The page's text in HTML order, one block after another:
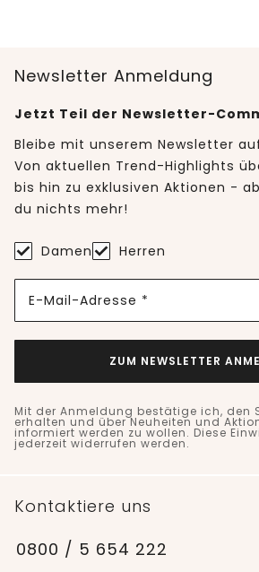
Newsletter Anmeldung
Jetzt Teil der Newsletter-
Bleibe mit unserem Newsletter
Von aktuellen Trend-Highlights
bis hin zu exklusiven Aktionen -
du nichts mehr!
Damen Herren
E-Mail-Adresse *
ZUM NEWSLETTER
Mit der Anmeldung bestätige ich, den
erhalten und über Neuheiten und
informiert werden zu wollen. Diese
jederzeit widerrufen werden.
Kontaktiere uns
0800 / 5 654 222